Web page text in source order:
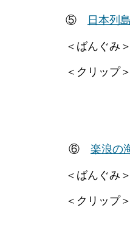
⑤ 日本列
＜ばんぐみ＞
＜クリップ＞
「縄文土
「縄
⑥ 楽浪の
＜ばんぐみ＞
＜クリップ＞
「米作り